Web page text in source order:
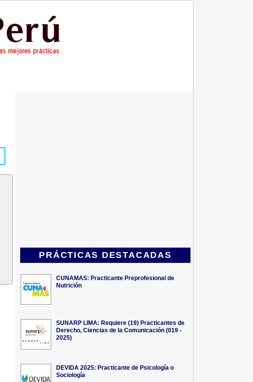
PRÁCTICAS DESTACADAS
CUNAMAS: Practicante Preprofesional de
Nutrición
SUNARP LIMA: Requiere (19) Practicantes de
Derecho, Ciencias de la Comunicación (019 -
2025)
DEVIDA 2025: Practicante de Psicología o
Sociología